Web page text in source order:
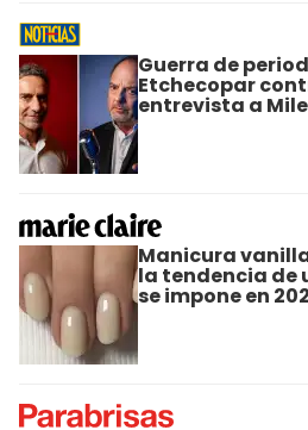
Guerra de
Etchecopar
entrevista a
Manicura
la tendencia de
se impone en